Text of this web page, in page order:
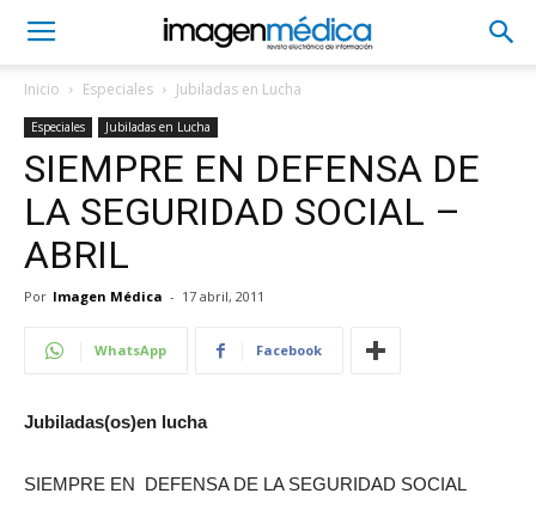
Inicio Especiales Jubiladas en Lucha
Especiales Jubiladas en Lucha
SIEMPRE EN DEFENSA DE
LA SEGURIDAD SOCIAL –
ABRIL
Por Imagen Médica - 17 abril, 2011
WhatsApp Facebook
Jubiladas(os)en lucha
SIEMPRE EN DEFENSA DE LA SEGURIDAD SOCIAL